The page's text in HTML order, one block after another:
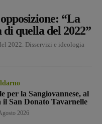
“La
quella del 2022”
2022. Disservizi e ideologia
per la Sangiovannese, al
San Donato Tavarnelle
2026